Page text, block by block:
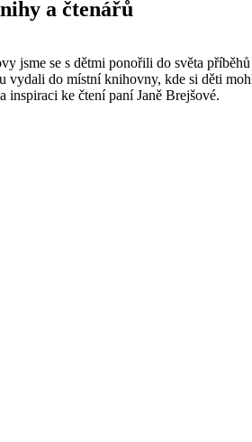
a čtenářů
jsme se s dětmi ponořili do světa
vydali do místní knihovny, kde si děti
inspiraci ke čtení paní Janě Brejšové.